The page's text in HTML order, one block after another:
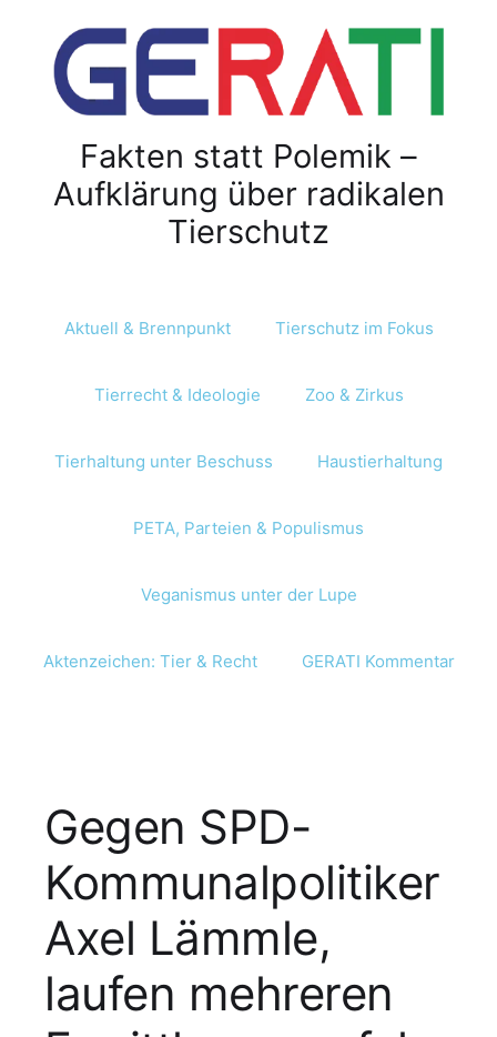
Fakten statt Polemik –
Aufklärung über radikalen
Tierschutz
Aktuell & Brennpunkt Tierschutz im Fokus
Tierrecht & Ideologie Zoo & Zirkus
Tierhaltung unter Beschuss Haustierhaltung
PETA, Parteien & Populismus
Veganismus unter der Lupe
Aktenzeichen: Tier & Recht GERATI Kommentar
Gegen SPD-
Kommunalpolitiker
Axel Lämmle,
laufen mehreren